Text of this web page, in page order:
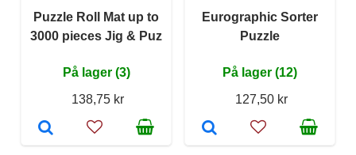
Puzzle Roll Mat up to
3000 pieces Jig & Puz
På lager (3)
138,75 kr
Eurographic Sorter
Puzzle
På lager (12)
127,50 kr